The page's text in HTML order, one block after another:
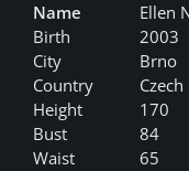
Name
Ellen
Birth
2003
City
Brno
Country
Czech
Height
170
Bust
84
Waist
65